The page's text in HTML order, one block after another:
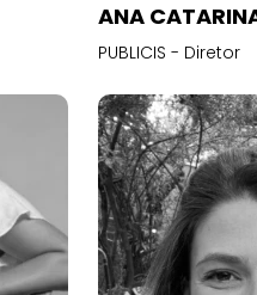
ANA
PUBLICIS - Diretor